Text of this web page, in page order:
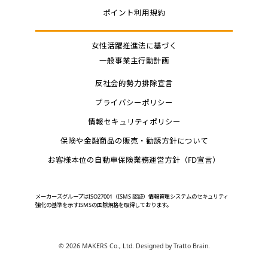
ポイント利用規約
女性活躍推進法に基づく
一般事業主行動計画
反社会的勢力排除宣言
プライバシーポリシー
情報セキュリティポリシー
保険や金融商品の販売・勧誘方針について
お客様本位の自動車保険業務運営方針（FD宣言）
メーカーズグループはISO27001（ISMS 認証）情報管理システムのセキュリティ
強化の基準を示すISMSの国際規格を取得しております。
© 2026 MAKERS Co., Ltd. Designed byTratto Brain.